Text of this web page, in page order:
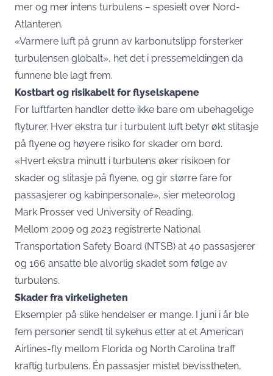
mer og mer intens turbulens – spesielt over Nord-
Atlanteren.
«Varmere luft på grunn av karbonutslipp forsterker
turbulensen globalt», het det i pressemeldingen da
funnene ble lagt frem.
Kostbart og risikabelt for flyselskapene
For luftfarten handler dette ikke bare om ubehagelige
flyturer. Hver ekstra tur i turbulent luft betyr økt slitasje
på flyene og høyere risiko for skader om bord.
«Hvert ekstra minutt i turbulens øker risikoen for
skader og slitasje på flyene, og gir større fare for
passasjerer og kabinpersonale», sier meteorolog
Mark Prosser ved University of Reading.
Mellom 2009 og 2023 registrerte National
Transportation Safety Board (NTSB) at 40 passasjerer
og 166 ansatte ble alvorlig skadet som følge av
turbulens.
Skader fra virkeligheten
Eksempler på slike hendelser er mange. I juni i år ble
fem personer sendt til sykehus etter at et American
Airlines-fly mellom Florida og North Carolina traff
kraftig turbulens. Én passasjer mistet bevisstheten,